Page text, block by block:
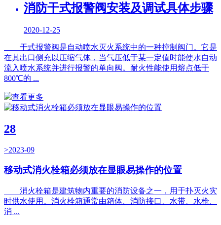
消防干式报警阀安装及调试具体步骤
2020-12-25
干式报警阀是自动喷水灭火系统中的一种控制阀门。它是
在其出口侧充以压缩气体，当气压低于某一定值时能使水自动
流入喷水系统并进行报警的单向阀。耐火性能使用熔点低于
800℃的 ...
查看更多
28
>2023-09
移动式消火栓箱必须放在显眼易操作的位置
消火栓箱是建筑物内重要的消防设备之一，用于扑灭火灾
时供水使用。消火栓箱通常由箱体、消防接口、水带、水枪、
消 ...